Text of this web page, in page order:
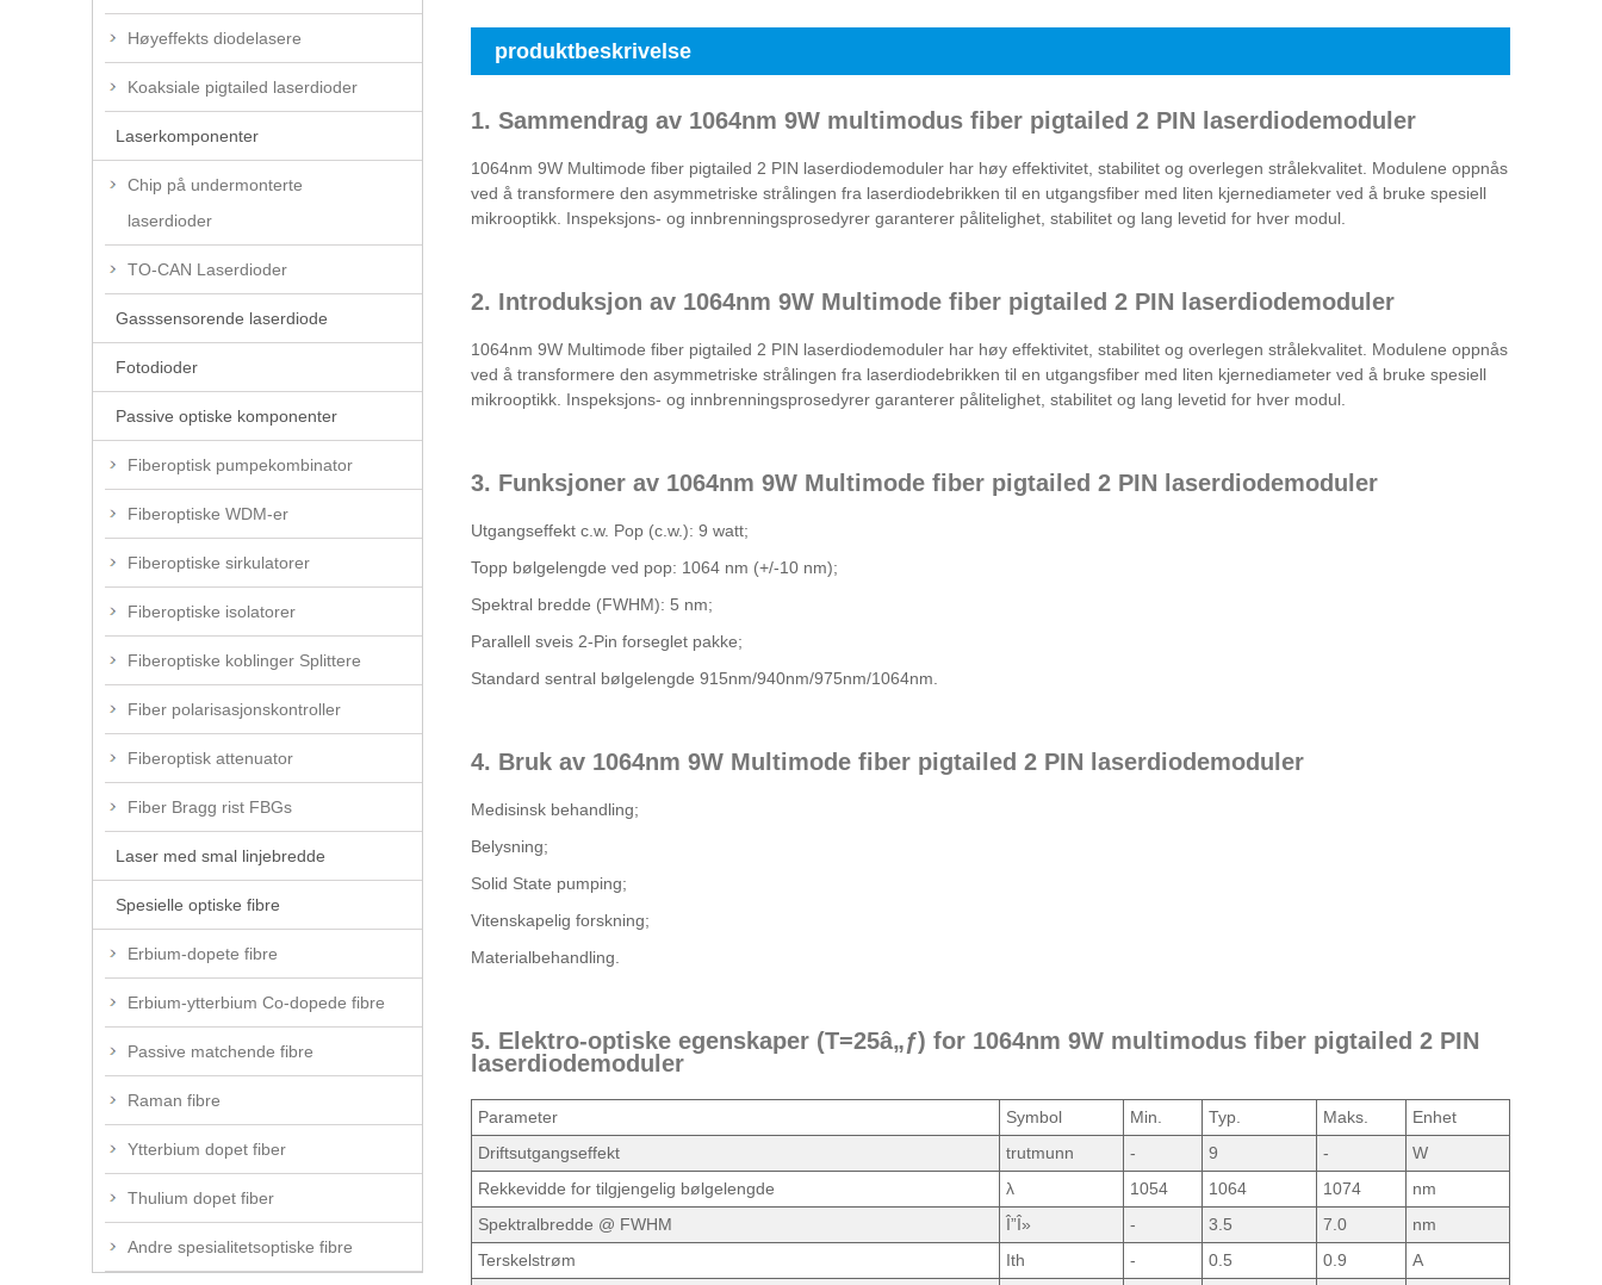
Høyeffekts diodelasere
Koaksiale pigtailed laserdioder
Laserkomponenter
Chip på undermonterte
laserdioder
TO-CAN Laserdioder
Gasssensorende laserdiode
Fotodioder
Passive optiske komponenter
Fiberoptisk pumpekombinator
Fiberoptiske WDM-er
Fiberoptiske sirkulatorer
Fiberoptiske isolatorer
Fiberoptiske koblinger Splittere
Fiber polarisasjonskontroller
Fiberoptisk attenuator
Fiber Bragg rist FBGs
Laser med smal linjebredde
Spesielle optiske fibre
Erbium-dopete fibre
Erbium-ytterbium Co-dopede fibre
Passive matchende fibre
Raman fibre
Ytterbium dopet fiber
Thulium dopet fiber
Andre spesialitetsoptiske fibre
produktbeskrivelse
1. Sammendrag av 1064nm 9W multimodus fiber pigtailed 2 PIN laserdiodemoduler
1064nm 9W Multimode fiber pigtailed 2 PIN laserdiodemoduler har høy effektivitet, stabilitet og overlegen strålekvalitet. Modulene oppnås
ved å transformere den asymmetriske strålingen fra laserdiodebrikken til en utgangsfiber med liten kjernediameter ved å bruke spesiell
mikrooptikk. Inspeksjons- og innbrenningsprosedyrer garanterer pålitelighet, stabilitet og lang levetid for hver modul.
2. Introduksjon av 1064nm 9W Multimode fiber pigtailed 2 PIN laserdiodemoduler
1064nm 9W Multimode fiber pigtailed 2 PIN laserdiodemoduler har høy effektivitet, stabilitet og overlegen strålekvalitet. Modulene oppnås
ved å transformere den asymmetriske strålingen fra laserdiodebrikken til en utgangsfiber med liten kjernediameter ved å bruke spesiell
mikrooptikk. Inspeksjons- og innbrenningsprosedyrer garanterer pålitelighet, stabilitet og lang levetid for hver modul.
3. Funksjoner av 1064nm 9W Multimode fiber pigtailed 2 PIN laserdiodemoduler
Utgangseffekt c.w. Pop (c.w.): 9 watt;
Topp bølgelengde ved pop: 1064 nm (+/-10 nm);
Spektral bredde (FWHM): 5 nm;
Parallell sveis 2-Pin forseglet pakke;
Standard sentral bølgelengde 915nm/940nm/975nm/1064nm.
4. Bruk av 1064nm 9W Multimode fiber pigtailed 2 PIN laserdiodemoduler
Medisinsk behandling;
Belysning;
Solid State pumping;
Vitenskapelig forskning;
Materialbehandling.
5. Elektro-optiske egenskaper (T=25â„ƒ) for 1064nm 9W multimodus fiber pigtailed 2 PIN
laserdiodemoduler
Parameter Symbol Min. Typ. Maks.
Enhet
Driftsutgangseffekt
trutmunn - 9 -
W
Rekkevidde for tilgjengelig bølgelengde
λ 1054 1064 1074
nm
Spektralbredde @ FWHM
Î”Î» - 3.5 7.0
nm
Terskelstrøm
Ith - 0.5 0.9
A